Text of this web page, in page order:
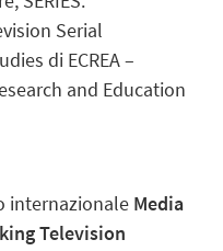
Serial
di ECREA –
and Education
internazionale Media
Television